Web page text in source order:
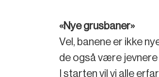
«Nye grusbaner»
Vel, banene er ikke
de også være jevnere
I starten vil vi alle